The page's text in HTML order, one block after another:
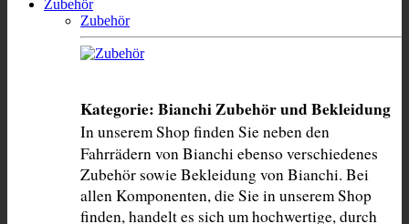
Zubehör
Zubehör
Kategorie: Bianchi Zubehör und Bekleidung
In unserem Shop finden Sie neben den
Fahrrädern von Bianchi ebenso verschiedenes
Zubehör sowie Bekleidung von Bianchi. Bei
allen Komponenten, die Sie in unserem Shop
finden, handelt es sich um hochwertige, durch